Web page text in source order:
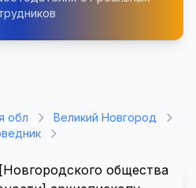
обл
Великий Новгород